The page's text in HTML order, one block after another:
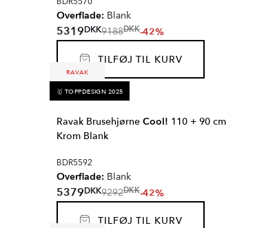
BDR5570
Overflade: Blank
5319DKK9188DKK-42%
TILFØJ TIL KURV
RAVAK
🥇 TOPPDESIGN 2025
Ravak Brusehjørne Cool! 110 + 90 cm
Krom Blank
BDR5592
Overflade: Blank
5379DKK9292DKK-42%
TILFØJ TIL KURV